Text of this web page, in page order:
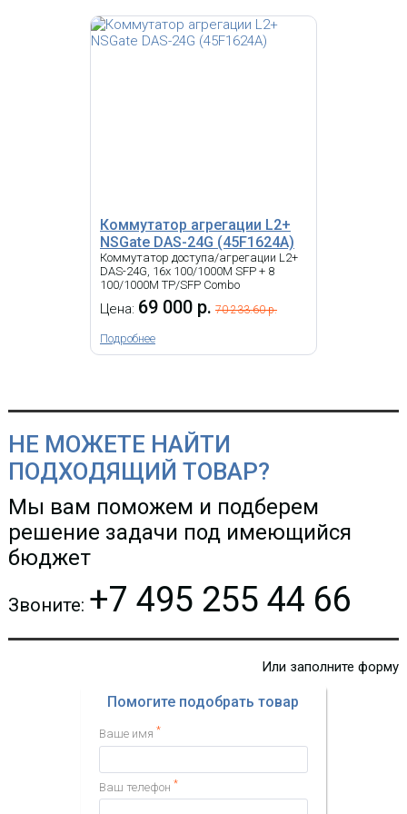
NEW -
Коммутатор Ubiquiti Unifi
Switch Lite 16 PoE
Цена:24 643.91 р.
позволяющим размещать
устройство настольно, либо
настенно.
EdgeRouter 6P от Ubiquiti — это
профессиональный
многоинтерфейсный
маршрутизатор, созданный для
надежных и высокоэффективных
обеспечивает мощные
брандмауэр-защиту для
широкого спектра применений.
коммутатор уровня 2,
поддерживающий скорость 10
PoE или адаптера USB-C 5 В.
Коммутатор агрегации L2+
NSGate DAS-24G (45F1624A)
Коммутатор доступа/агрегации L2+
DAS-24G, 16x 100/1000M SFP + 8
100/1000M TP/SFP Combo
Цена: 69 000 р. 70 233.60 р.
Подробнее
НЕ МОЖЕТЕ НАЙТИ
ПОДХОДЯЩИЙ ТОВАР?
Мы вам поможем и подберем
решение задачи под имеющийся
бюджет
Звоните: +7 495 255 44 66
Или заполните форму
Помогите подобрать товар
Ваше имя *
Ваш телефон *